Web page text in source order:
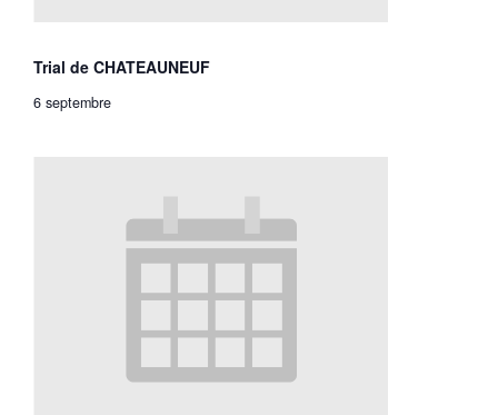
Trial de CHATEAUNEUF
6 septembre